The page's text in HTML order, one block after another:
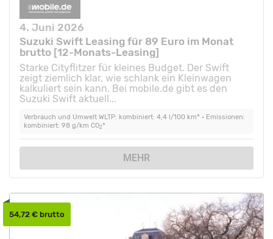
4. Juni 2026
Suzuki Swift Leasing für 89 Euro im Monat
brutto [12-Monats-Leasing]
Starke Cityflitzer für kleines Budget. Der Swift
zeigt ziemlich klar, wie schlank ein Kleinwagen
kalkuliert sein kann. Bei mobile.de gibt es den
Suzuki Swift aktuell...
Verbrauch und Umwelt WLTP: kombiniert: 4,4 l/100 km* • Emissionen:
kombiniert: 98 g/km CO2*
MEHR
54,72 € brutto